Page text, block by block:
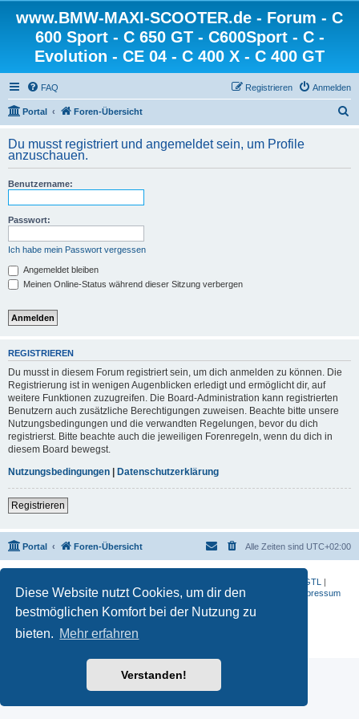
Diese Website nutzt Cookies, um dir den
bestmöglichen Komfort bei der Nutzung zu
bieten. Mehr erfahren
Verstanden!
www.BMW-MAXI-SCOOTER.de - Forum - C
600 Sport - C 650 GT - C600Sport - C -
Evolution - CE 04 - C 400 X - C 400 GT
FAQ Anmelden
Registrieren
Portal Foren-Übersicht
h
Du musst registriert und angemeldet sein, um Profile
anzuschauen.
Benutzername:
Passwort:
Ich habe mein Passwort vergessen
Angemeldet bleiben
Meinen Online-Status während dieser Sitzung verbergen
REGISTRIEREN
Du musst in diesem Forum registriert sein, um dich anmelden zu können. Die
Registrierung ist in wenigen Augenblicken erledigt und ermöglicht dir, auf
weitere Funktionen zuzugreifen. Die Board-Administration kann registrierten
Benutzern auch zusätzliche Berechtigungen zuweisen. Beachte bitte unsere
Nutzungsbedingungen und die verwandten Regelungen, bevor du dich
registrierst. Bitte beachte auch die jeweiligen Forenregeln, wenn du dich in
diesem Board bewegst.
Nutzungsbedingungen | Datenschutzerklärung
Registrieren
Portal Foren-Übersicht Alle Zeiten sind UTC+02:00
K 1600 GTL
|
S 1000 RR|G 650 X| R1200ST|F 800 R |Datenschutzerklärung Impressum
Powered byphpBB ® Forum Software © phpBB Limited
Deutsche Übersetzung durch
Datenschutz